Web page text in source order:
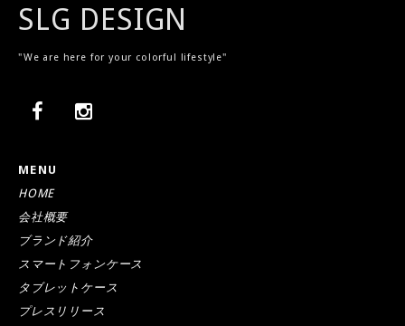
SLG DESIGN
"We are here for your colorful lifestyle"
MENU
HOME
会社概要
ブランド紹介
スマートフォンケース
タブレットケース
プレスリリース